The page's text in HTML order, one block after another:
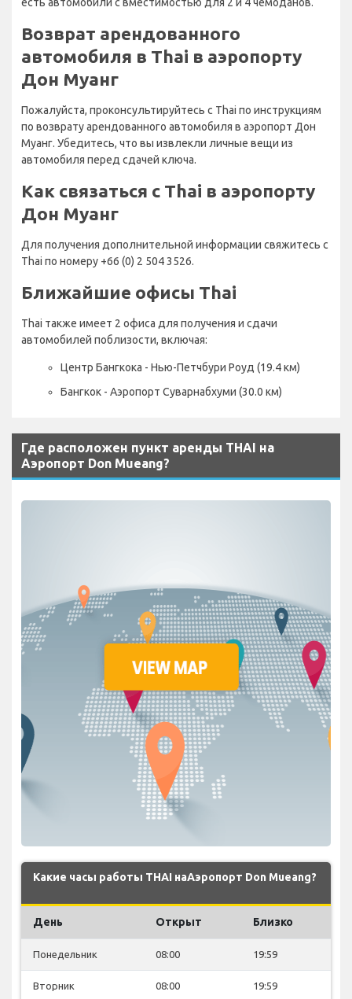
Возврат арендованного
автомобиля в Thai в аэропорту
Дон Муанг
Пожалуйста, проконсультируйтесь с Thai по инструкциям
по возврату арендованного автомобиля в аэропорт Дон
Муанг. Убедитесь, что вы извлекли личные вещи из
автомобиля перед сдачей ключа.
Как связаться с Thai в аэропорту
Дон Муанг
Для получения дополнительной информации свяжитесь с
Thai по номеру +66 (0) 2 504 3526.
Ближайшие офисы Thai
Thai также имеет 2 офиса для получения и сдачи
автомобилей поблизости, включая:
Центр Бангкока - Нью-Петчбури Роуд (19.4 км)
Бангкок - Аэропорт Суварнабхуми (30.0 км)
Где расположен пункт аренды THAI на
Аэропорт Don Mueang?
Какие часы работы THAI наАэропорт Don Mueang?
День Открыт Близко
Понедельник 08:00 19:59
Вторник 08:00 19:59